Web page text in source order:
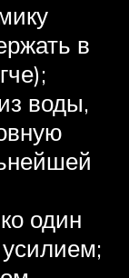
в
воды,
один